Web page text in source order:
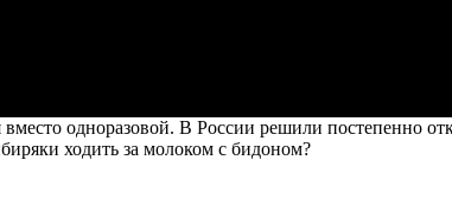
вместо одноразовой. В России решили постепенно
ходить за молоком с бидоном?